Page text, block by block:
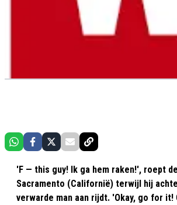
'F — this guy! Ik ga hem raken!', roept
Sacramento (Californië) terwijl hij
verwarde man aan rijdt. 'Okay, go for